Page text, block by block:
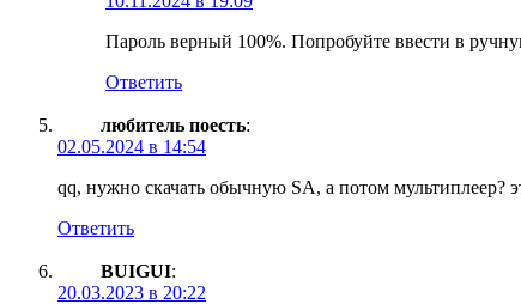
Пароль верный 100%. Попробуйте ввести в
Ответить
любитель поесть:
02.05.2024 в 14:54
qq, нужно скачать обычную SA, а потом мультиплеер?
Ответить
BUIGUI:
20.03.2023 в 20:22